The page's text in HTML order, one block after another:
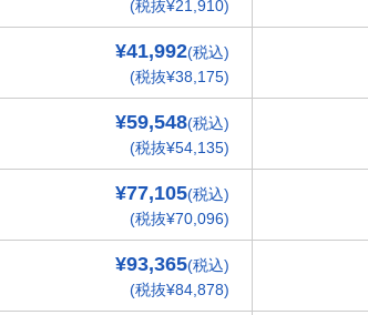
(税抜¥21,910)
¥41,992(税込)
(税抜¥38,175)
¥59,548(税込)
(税抜¥54,135)
¥77,105(税込)
(税抜¥70,096)
¥93,365(税込)
(税抜¥84,878)